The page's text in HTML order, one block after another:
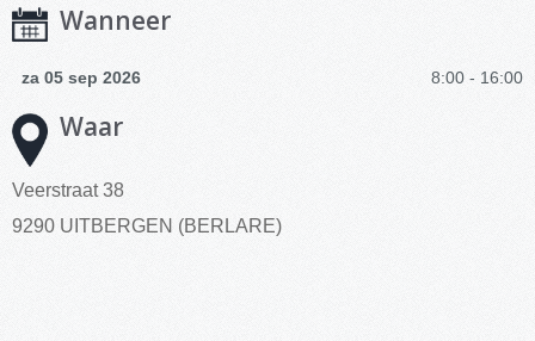
Wanneer
za 05 sep 2026 8:00 - 16:00
Waar
Veerstraat 38
9290 UITBERGEN (BERLARE)